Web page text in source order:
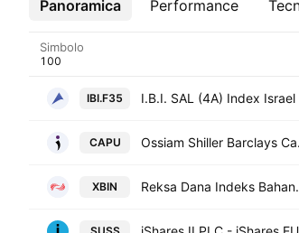
Panoramica Performance
Altro
Simbolo
IBI.F35
CAPU
XBIN Reksa